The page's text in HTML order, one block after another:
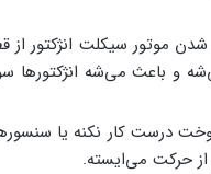
موتور سیکلت انژکتور از
و باعث می‌شه انژکتورها
درست کار نکنه یا
حرکت می‌ایسته.